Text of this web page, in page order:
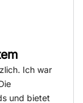
Ich war
und bietet